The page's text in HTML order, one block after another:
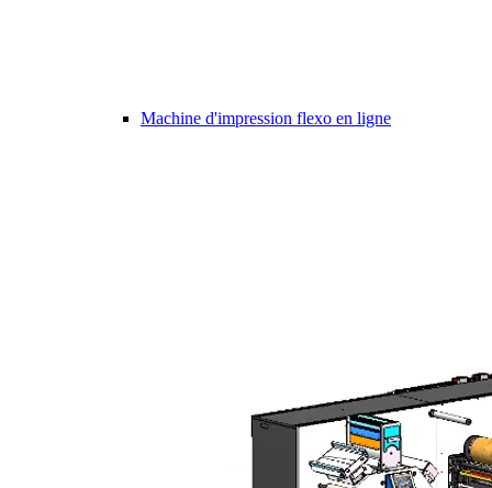
Machine d'impression flexo en ligne